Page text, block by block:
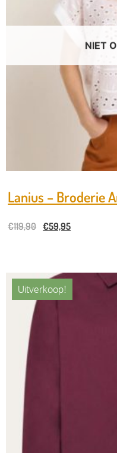
NIET
Lanius – Broderie
€119,90 €59,95
Uitverkoop!